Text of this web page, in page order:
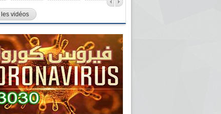
les vidéos